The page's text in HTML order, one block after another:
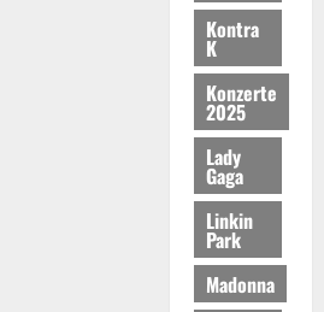
Kontra
K
Konzerte
2025
Lady
Gaga
Linkin
Park
Madonna